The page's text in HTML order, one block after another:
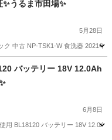
うるま市田場✨
5月28日
中古 NP-TSK1-W 食洗器 2021年
バッテリー 18V 12.0Ah
6月8日
BL18120 バッテリー 18V 12.0Ah